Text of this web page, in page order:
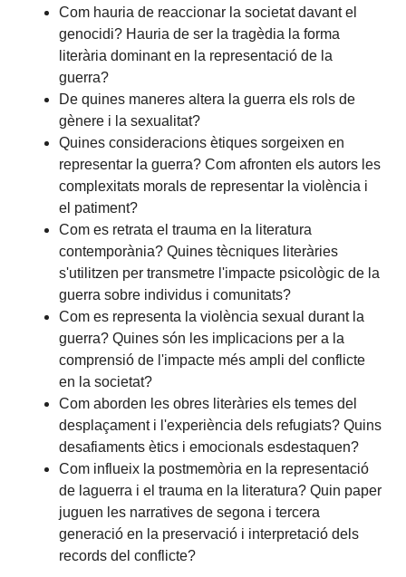
Com hauria de reaccionar la societat davant el
genocidi? Hauria de ser la tragèdia la forma
literària dominant en la representació de la
guerra?
De quines maneres altera la guerra els rols de
gènere i la sexualitat?
Quines consideracions ètiques sorgeixen en
representar la guerra? Com afronten els autors les
complexitats morals de representar la violència i
el patiment?
Com es retrata el trauma en la literatura
contemporània? Quines tècniques literàries
s'utilitzen per transmetre l'impacte psicològic de la
guerra sobre individus i comunitats?
Com es representa la violència sexual durant la
guerra? Quines són les implicacions per a la
comprensió de l'impacte més ampli del conflicte
en la societat?
Com aborden les obres literàries els temes del
desplaçament i l'experiència dels refugiats? Quins
desafiaments ètics i emocionals esdestaquen?
Com influeix la postmemòria en la representació
de laguerra i el trauma en la literatura? Quin paper
juguen les narratives de segona i tercera
generació en la preservació i interpretació dels
records del conflicte?